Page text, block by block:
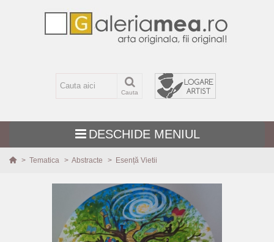
Cauta
DESCHIDE MENIUL
> Tematica > Abstracte > Esență Vietii